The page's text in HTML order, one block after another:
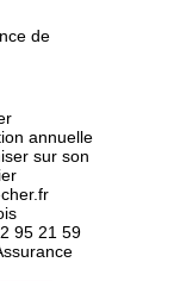
annuelle
sur son
95 21 59
de